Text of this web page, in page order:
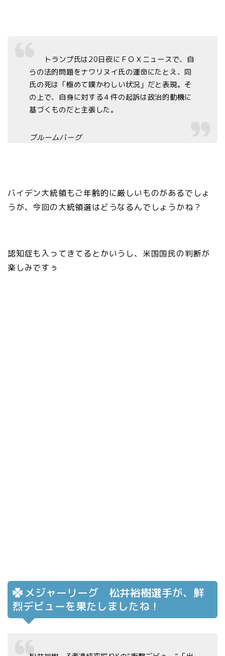
トランプ氏は20日夜にＦＯＸニュースで、自
らの法的問題をナワリヌイ氏の運命にたとえ、同
氏の死は「極めて嘆かわしい状況」だと表現。そ
の上で、自身に対する４件の起訴は政治的動機に
基づくものだと主張した。
ブルームバーグ
バイデン大統領もご年齢的に厳しいものがあるでしょ
うが、今回の大統領選はどうなるんでしょうかね？
認知症も入ってきてるとかいうし、米国国民の判断が
楽しみですぅ
メジャーリーグ 松井裕樹選手が、鮮
烈デビューを果たしましたね！